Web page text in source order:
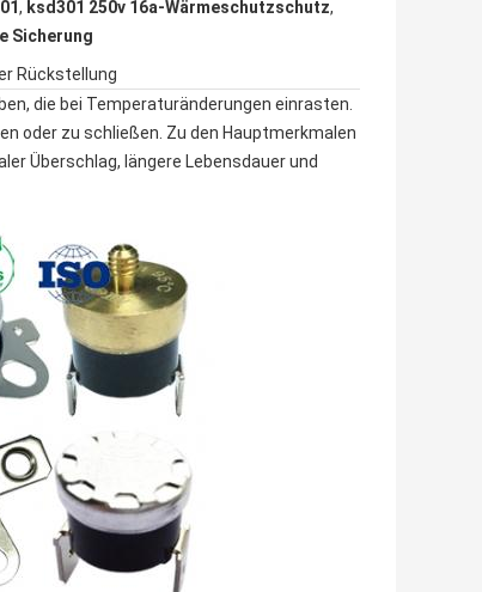
, ksd301 250v 16a-Wärmeschutzschutz,
Sicherung
Rückstellung
die bei Temperaturänderungen einrasten.
oder zu schließen. Zu den Hauptmerkmalen
Überschlag, längere Lebensdauer und